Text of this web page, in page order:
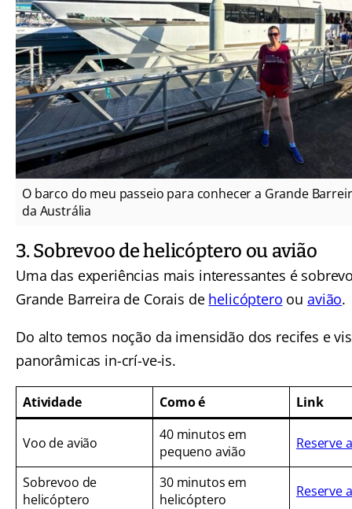
O barco do meu passeio para conhecer a Grande
da Austrália
3. Sobrevoo de helicóptero ou avião
Uma das experiências mais interessantes é
Grande Barreira de Corais de helicóptero ou avião.
Do alto temos noção da imensidão dos recifes e
panorâmicas in-crí-ve-is.
Atividade Como é Link
Voo de avião
40 minutos em
pequeno avião
Reserve
Sobrevoo de
helicóptero
30 minutos em
helicóptero
Reserve